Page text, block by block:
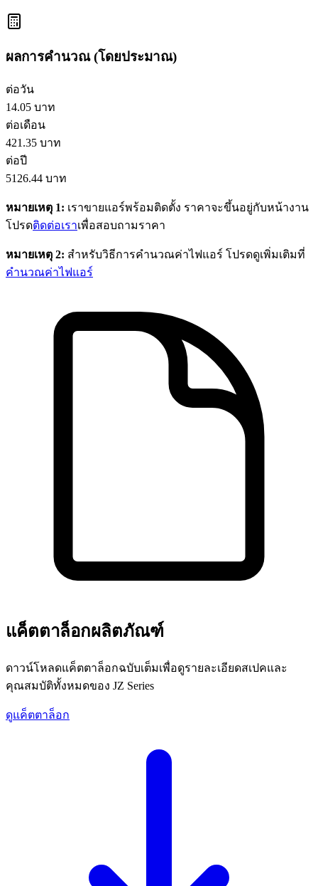
ผลการคำนวณ (โดยประมาณ)
ต่อวัน
14.05 บาท
ต่อเดือน
421.35 บาท
ต่อปี
5126.44 บาท
หมายเหตุ 1: เราขายแอร์พร้อมติดตั้ง ราคาจะขึ้นอยู่กับหน้างาน
โปรดติดต่อเราเพื่อสอบถามราคา
หมายเหตุ 2: สำหรับวิธีการคำนวณค่าไฟแอร์ โปรดดูเพิ่มเติมที่
คำนวณค่าไฟแอร์
แค็ตตาล็อกผลิตภัณฑ์
ดาวน์โหลดแค็ตตาล็อกฉบับเต็มเพื่อดูรายละเอียดสเปคและ
คุณสมบัติทั้งหมดของ JZ Series
ดูแค็ตตาล็อก